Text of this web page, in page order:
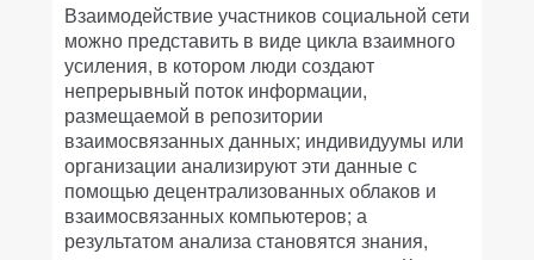
Взаимодействие участников социальной сети
можно представить в виде цикла взаимного
усиления, в котором люди создают
непрерывный поток информации,
размещаемой в репозитории
взаимосвязанных данных; индивидуумы или
организации анализируют эти данные с
помощью децентрализованных облаков и
взаимосвязанных компьютеров; а
результатом анализа становятся знания,